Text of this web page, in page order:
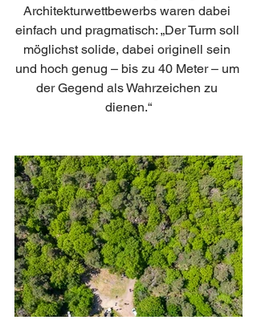
Architekturwettbewerbs waren dabei
einfach und pragmatisch: „Der Turm soll
möglichst solide, dabei originell sein
und hoch genug – bis zu 40 Meter – um
der Gegend als Wahrzeichen zu
dienen.“